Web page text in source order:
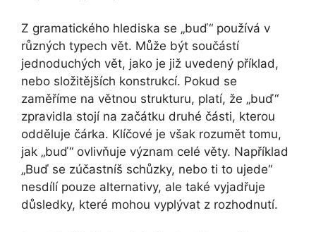
Z gramatického hlediska se „buď“ používá v
různých typech vět. Může být součástí
jednoduchých vět, jako je již uvedený příklad,
nebo složitějších konstrukcí. Pokud se
zaměříme na větnou strukturu, platí, že „buď“
zpravidla stojí na začátku druhé části, kterou
odděluje čárka. Klíčové je však rozumět tomu,
jak „buď“ ovlivňuje význam celé věty. Například
„Buď se zúčastníš schůzky, nebo ti to ujede“
nesdílí pouze alternativy, ale také vyjadřuje
důsledky, které mohou vyplývat z rozhodnutí.